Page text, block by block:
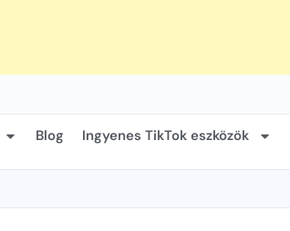
Blog Ingyenes TikTok eszközök